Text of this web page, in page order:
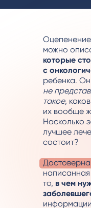
можно
которые
с
ребенка.
не
такое,
их вообще
Насколько
лучшее
состоит?
то, в чем